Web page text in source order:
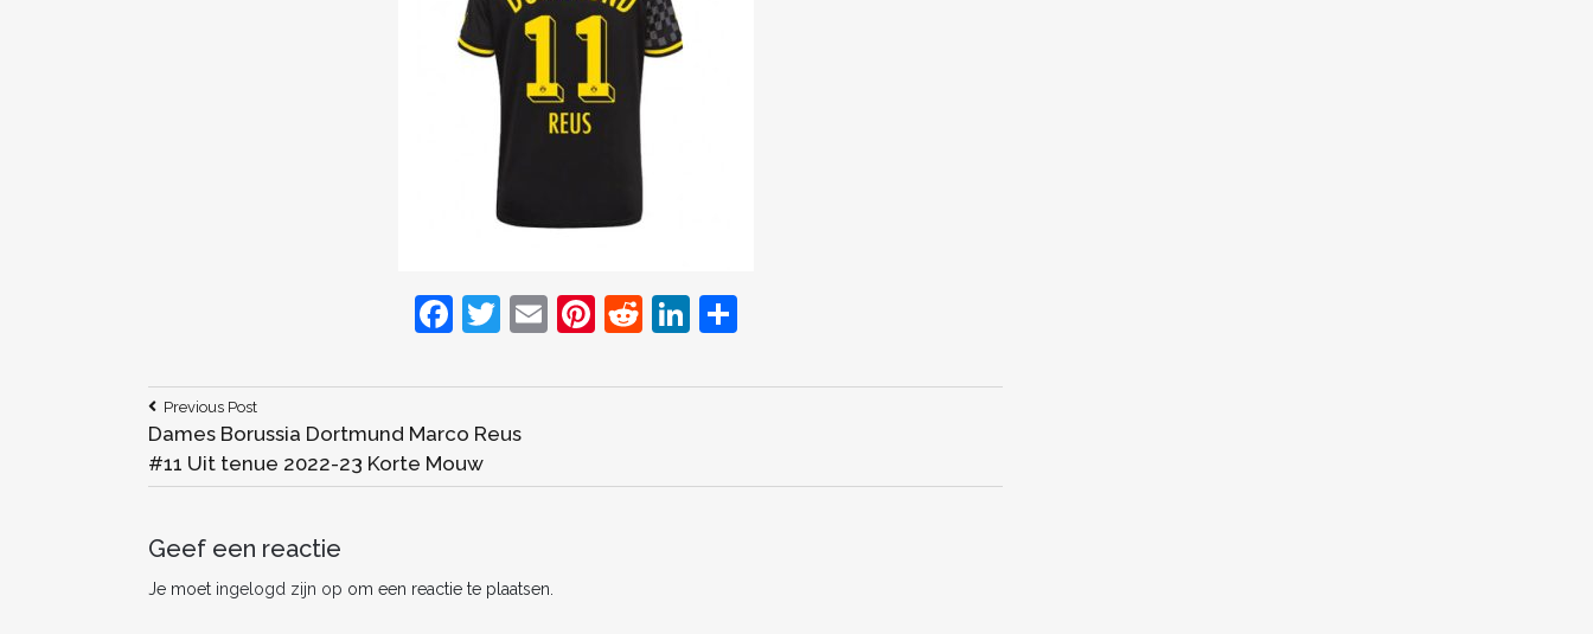
F
c
e
b
k
T
itt
er
E
ai
Pi
er
R
d
Li
k e
Bericht
navigatie
Previous PostPrevious
Post:
Dames Borussia Dortmund Marco Reus
#11 Uit tenue 2022-23 Korte Mouw
Geef een reactie
Je moet ingelogd zijn op om een reactie te plaatsen.